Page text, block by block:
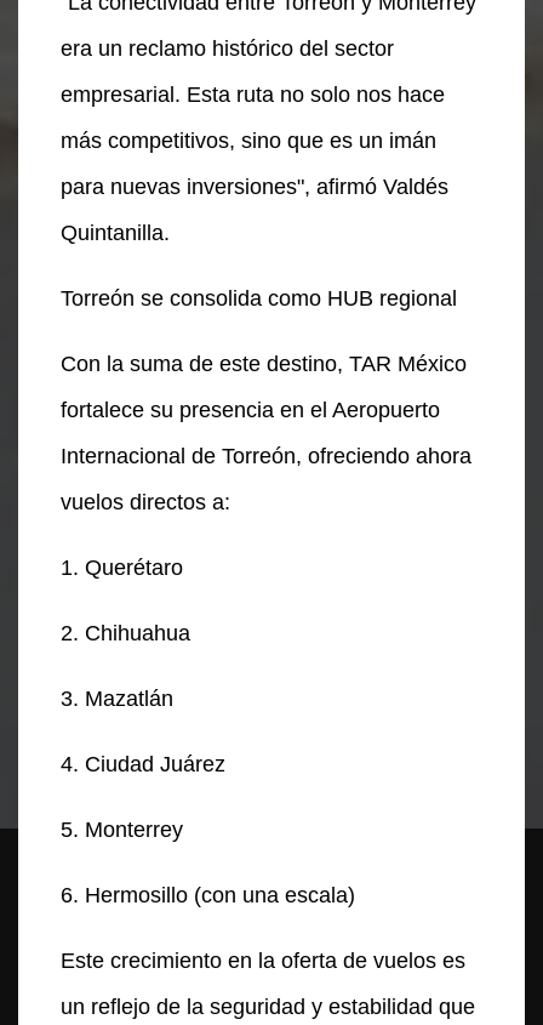
era un reclamo histórico del sector
empresarial. Esta ruta no solo nos hace
más competitivos, sino que es un imán
para nuevas inversiones", afirmó Valdés
Quintanilla.
Torreón se consolida como HUB regional
Con la suma de este destino, TAR México
fortalece su presencia en el Aeropuerto
Internacional de Torreón, ofreciendo ahora
vuelos directos a:
1. Querétaro
2. Chihuahua
3. Mazatlán
4. Ciudad Juárez
5. Monterrey
6. Hermosillo (con una escala)
Este crecimiento en la oferta de vuelos es
un reflejo de la seguridad y estabilidad que